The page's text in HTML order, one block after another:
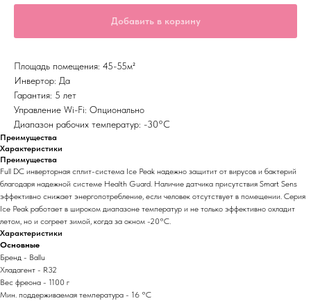
Добавить в корзину
Площадь помещения: 45-55м²
Инвертор: Да
Гарантия: 5 лет
Управление Wi-Fi: Опционально
Диапазон рабочих температур: -30°С
Преимущества
Характеристики
Преимущества
Full DC инверторная сплит-система Ice Peak надежно защитит от вирусов и бактерий
благодаря надежной системе Health Guard. Наличие датчика присутствия Smart Sens
эффективно снижает энергопотребление, если человек отсутствует в помещении. Серия
Ice Peak работает в широком диапазоне температур и не только эффективно охладит
летом, но и согреет зимой, когда за окном -20°С.
Характеристики
Основные
Бренд - Ballu
Хладагент - R32
Вес фреона - 1100 г
Мин. поддерживаемая температура - 16 °С